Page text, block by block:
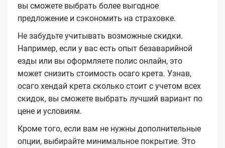
вы сможете выбрать более выгодное
предложение и сэкономить на страховке.
Не забудьте учитывать возможные скидки.
Например, если у вас есть опыт безаварийной
езды или вы оформляете полис онлайн, это
может снизить стоимость осаго крета. Узнав,
осаго хендай крета сколько стоит с учетом всех
скидок, вы сможете выбрать лучший вариант по
цене и условиям.
Кроме того, если вам не нужны дополнительные
опции, выбирайте минимальное покрытие. Это